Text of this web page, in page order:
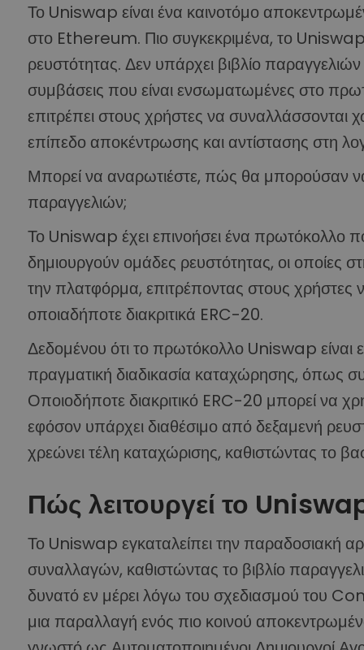
Το Uniswap είναι ένα καινοτόμο
στο Ethereum. Πιο συγκεκριμένα, το
ρευστότητας. Δεν υπάρχει βιβλίο
συμβάσεις που είναι ενσωματωμένες στο
επιτρέπει στους χρήστες να συναλλάσσονται
επίπεδο αποκέντρωσης και αντίστασης στη
Μπορεί να αναρωτιέστε, πώς θα μπορούσαν να
παραγγελιών;
Το Uniswap έχει επινοήσει ένα πρωτόκολλο
δημιουργούν ομάδες ρευστότητας, οι οποίες
την πλατφόρμα, επιτρέποντας στους χρήστες
οποιαδήποτε διακριτικά ERC-20.
Δεδομένου ότι το πρωτόκολλο Uniswap είναι
πραγματική διαδικασία καταχώρησης, όπως
Οποιοδήποτε διακριτικό ERC-20 μπορεί να
εφόσον υπάρχει διαθέσιμο από δεξαμενή
χρεώνει τέλη καταχώρισης, καθιστώντας το
Πώς λειτουργεί το
Το Uniswap εγκαταλείπει την παραδοσιακή
συναλλαγών, καθιστώντας το βιβλίο
δυνατό εν μέρει λόγω του σχεδιασμού του
μια παραλλαγή ενός πιο κοινού